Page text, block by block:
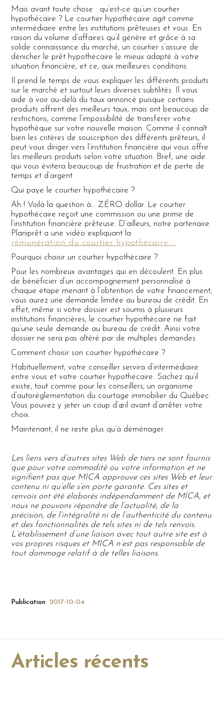
Mais avant toute chose : qu’est-ce qu’un courtier
hypothécaire ? Le courtier hypothécaire agit comme
intermédiaire entre les institutions prêteuses et vous. En
raison du volume d’affaires qu’il génère et grâce à sa
solide connaissance du marché, un courtier s’assure de
dénicher le prêt hypothécaire le mieux adapté à votre
situation financière, et ce, aux meilleures conditions.
Il prend le temps de vous expliquer les différents produits
sur le marché et surtout leurs diverses subtilités. Il vous
aide à voir au-delà du taux annoncé puisque certains
produits offrent des meilleurs taux, mais ont beaucoup de
restrictions, comme l’impossibilité de transférer votre
hypothèque sur votre nouvelle maison. Comme il connaît
bien les critères de souscription des différents prêteurs, il
peut vous diriger vers l’institution financière qui vous offre
les meilleurs produits selon votre situation. Bref, une aide
qui vous évitera beaucoup de frustration et de perte de
temps et d’argent.
Qui paye le courtier hypothécaire ?
Ah ! Voilà la question à… ZÉRO dollar. Le courtier
hypothécaire reçoit une commission ou une prime de
l’institution financière prêteuse. D’ailleurs, notre partenaire
Planiprêt a une vidéo expliquant la
rémunération du courtier hypothécaire.
Pourquoi choisir un courtier hypothécaire ?
Pour les nombreux avantages qui en découlent. En plus
de bénéficier d’un accompagnement personnalisé à
chaque étape menant à l’obtention de votre financement,
vous aurez une demande limitée au bureau de crédit. En
effet, même si votre dossier est soumis à plusieurs
institutions financières, le courtier hypothécaire ne fait
qu’une seule demande au bureau de crédit. Ainsi votre
dossier ne sera pas altéré par de multiples demandes.
Comment choisir son courtier hypothécaire ?
Habituellement, votre conseiller servira d’intermédiaire
entre vous et votre courtier hypothécaire. Sachez qu’il
existe, tout comme pour les conseillers, un organisme
d’autoréglementation du courtage immobilier du Québec.
Vous pouvez y jeter un coup d’œil avant d’arrêter votre
choix.
Maintenant, il ne reste plus qu’à déménager.
Les liens vers d’autres sites Web de tiers ne sont fournis
que pour votre commodité ou votre information et ne
signifient pas que MICA approuve ces sites Web et leur
contenu ni qu’elle s’en porte garante. Ces sites et
renvois ont été élaborés indépendamment de MICA, et
nous ne pouvons répondre de l’actualité, de la
précision, de l’intégralité ni de l’authenticité du contenu
et des fonctionnalités de tels sites ni de tels renvois.
L’établissement d’une liaison avec tout autre site est à
vos propres risques et MICA n’est pas responsable de
tout dommage relatif à de telles liaisons.
Publication 2017-10-04
Articles récents